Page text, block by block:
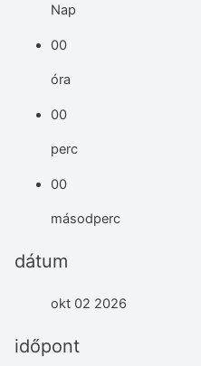
Nap
00
óra
00
perc
00
másodperc
dátum
okt 02 2026
időpont